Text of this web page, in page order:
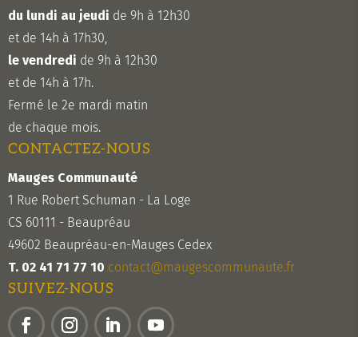
du lundi au jeudi de 9h à 12h30
et de 14h à 17h30,
le vendredi de 9h à 12h30
et de 14h à 17h.
Fermé le 2e mardi matin
de chaque mois.
CONTACTEZ-NOUS
Mauges Communauté
1 Rue Robert Schuman - La Loge
CS 60111 - Beaupréau
49602 Beaupréau-en-Mauges Cedex
T. 02 41 71 77 10 contact@maugescommunaute.fr
SUIVEZ-NOUS